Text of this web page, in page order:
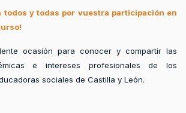
todos y todas por vuestra participación en
ocasión para conocer y compartir las
e intereses profesionales de los
sociales de Castilla y León.